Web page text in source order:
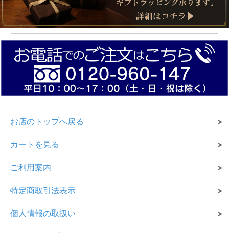
お店のトップへ戻る
カートを見る
ご利用案内
特定商取引法表示
個人情報の取扱い